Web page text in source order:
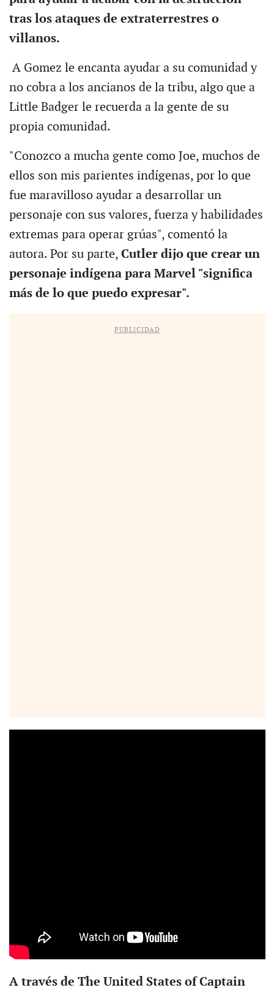
tras los ataques de extraterrestres o
villanos.
A Gomez le encanta ayudar a su comunidad y
no cobra a los ancianos de la tribu, algo que a
Little Badger le recuerda a la gente de su
propia comunidad.
"Conozco a mucha gente como Joe, muchos de
ellos son mis parientes indígenas, por lo que
fue maravilloso ayudar a desarrollar un
personaje con sus valores, fuerza y habilidades
extremas para operar grúas", comentó la
autora. Por su parte, Cutler dijo que crear un
personaje indígena para Marvel "significa
más de lo que puedo expresar".
PUBLICIDAD
A través de The United States of Captain